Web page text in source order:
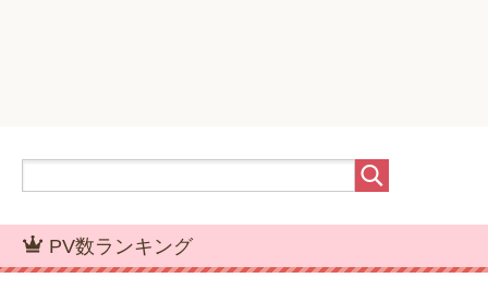
PV数ランキング